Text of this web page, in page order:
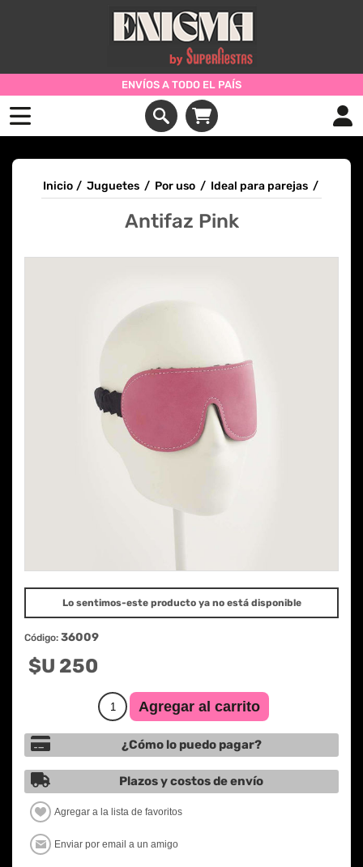
ENVÍOS A TODO EL PAÍS
Inicio / Juguetes / Por uso / Ideal para parejas /
Antifaz Pink
Lo sentimos-este producto ya no está disponible
Código: 36009
$U 250
¿Cómo lo puedo pagar?
Plazos y costos de envío